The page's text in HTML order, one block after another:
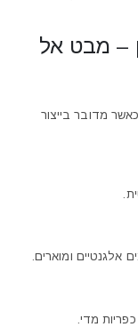
אלגנטיים ומוארים.
מדי.